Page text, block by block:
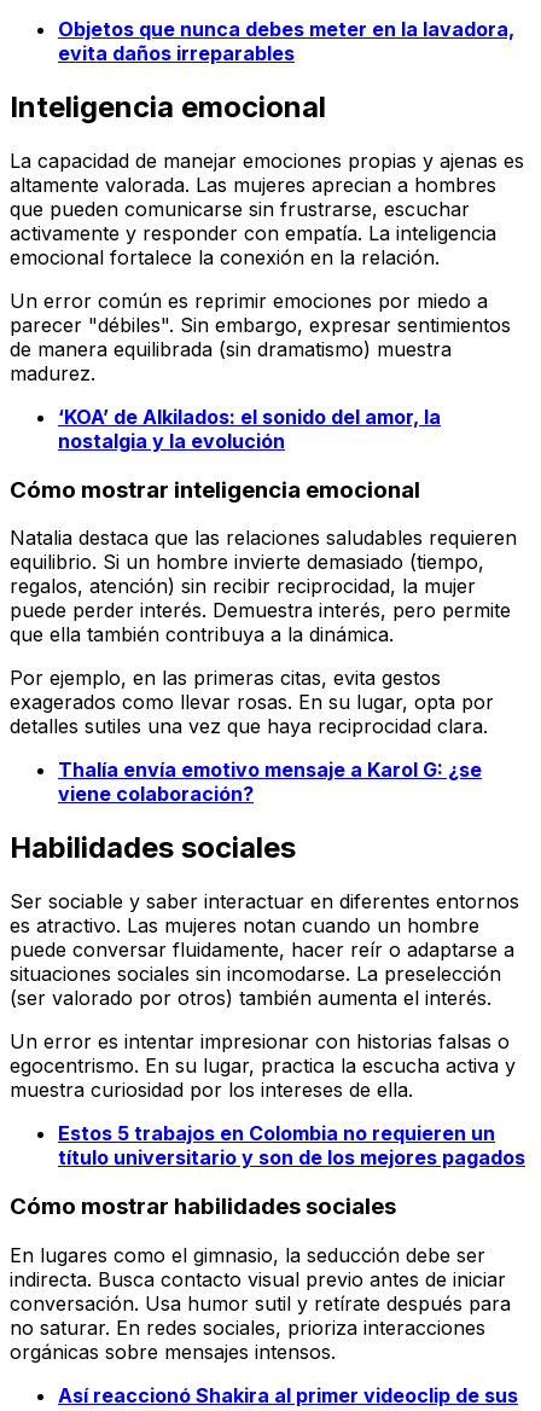
Objetos que nunca debes meter en la lavadora,
evita daños irreparables
Inteligencia emocional
La capacidad de manejar emociones propias y ajenas es
altamente valorada. Las mujeres aprecian a hombres
que pueden comunicarse sin frustrarse, escuchar
activamente y responder con empatía. La inteligencia
emocional fortalece la conexión en la relación.
Un error común es reprimir emociones por miedo a
parecer "débiles". Sin embargo, expresar sentimientos
de manera equilibrada (sin dramatismo) muestra
madurez.
‘KOA’ de Alkilados: el sonido del amor, la
nostalgia y la evolución
Cómo mostrar inteligencia emocional
Natalia destaca que las relaciones saludables requieren
equilibrio. Si un hombre invierte demasiado (tiempo,
regalos, atención) sin recibir reciprocidad, la mujer
puede perder interés. Demuestra interés, pero permite
que ella también contribuya a la dinámica.
Por ejemplo, en las primeras citas, evita gestos
exagerados como llevar rosas. En su lugar, opta por
detalles sutiles una vez que haya reciprocidad clara.
Thalía envía emotivo mensaje a Karol G: ¿se
viene colaboración?
Habilidades sociales
Ser sociable y saber interactuar en diferentes entornos
es atractivo. Las mujeres notan cuando un hombre
puede conversar fluidamente, hacer reír o adaptarse a
situaciones sociales sin incomodarse. La preselección
(ser valorado por otros) también aumenta el interés.
Un error es intentar impresionar con historias falsas o
egocentrismo. En su lugar, practica la escucha activa y
muestra curiosidad por los intereses de ella.
Estos 5 trabajos en Colombia no requieren un
título universitario y son de los mejores pagados
Cómo mostrar habilidades sociales
En lugares como el gimnasio, la seducción debe ser
indirecta. Busca contacto visual previo antes de iniciar
conversación. Usa humor sutil y retírate después para
no saturar. En redes sociales, prioriza interacciones
orgánicas sobre mensajes intensos.
Así reaccionó Shakira al primer videoclip de sus